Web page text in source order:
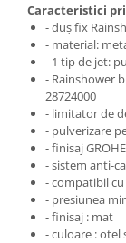
Caracteristici
- duș fix
- material:
- 1 tip de jet:
- Rainshower
28724000
- limitator de
- pulverizare
- finisaj
- sistem anti-
- compatibil
- presiunea
- finisaj : mat
- culoare :